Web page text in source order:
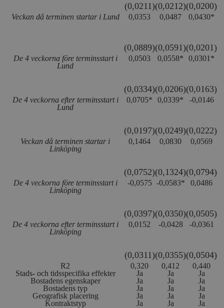
(0,0211)(0,0212)(0,0200)
Veckan då terminen startar i Lund 0,0353
(0,0889)
0,0487
(0,0591)
0,0430*
(0,0201)
De 4 veckorna före terminsstart i
Lund
0,0503
(0,0334)
0,0558*
(0,0206)
0,0301*
(0,0163)
De 4 veckorna efter terminsstart i
Lund
0,0705*
(0,0197)
0,0339*
(0,0249)
-0,0146
(0,0222)
Veckan då terminen startar i
Linköping
0,1464
(0,0752)
0,0830
(0,1324)
0,0569
(0,0794)
De 4 veckorna före terminsstart i
Linköping
-0,0575
(0,0397)
-0,0583*
(0,0350)
0,0486
(0,0505)
De 4 veckorna efter terminsstart i
Linköping
0,0152
(0,0311)
-0,0428
(0,0355)
-0,0361
(0,0504)
R2 0,320 0,412
0,440
Stads- och tidsspecifika effekter
Ja Ja
Ja
Bostadens egenskaper
Ja Ja
Ja
Bostadens typ
Ja Ja
Ja
Geografisk placering
Ja Ja
Ja
Kontraktstyp
Ja Ja Ja
.timbro.se
30
minuter